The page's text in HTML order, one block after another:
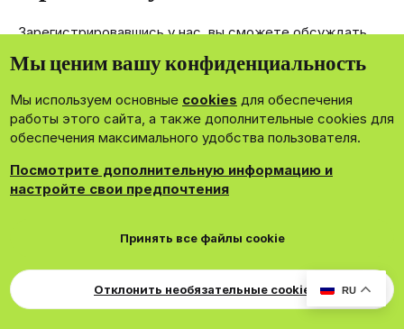
RU
Зарегистрировавшись у нас, вы сможете обсуждать,
членам нашего сообщества.
Зарегистрироваться сейчас!
DohTheme
Cookies Russian Обратная связь
Поддержка
Для правообладателей
EN Soundmain
Условия и правила
Политика конфиденциальности
Мы ценим вашу конфиденциальность
Мы используем основные cookies для обеспечения
работы этого сайта, а также дополнительные cookies для
обеспечения максимального удобства пользователя.
Посмотрите дополнительную информацию и
настройте свои предпочтения
Принять все файлы cookie
Отклонить необязательные cookie